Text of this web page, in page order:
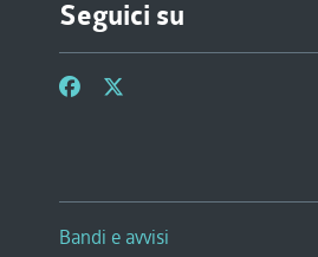
Seguici su
Bandi e avvisi